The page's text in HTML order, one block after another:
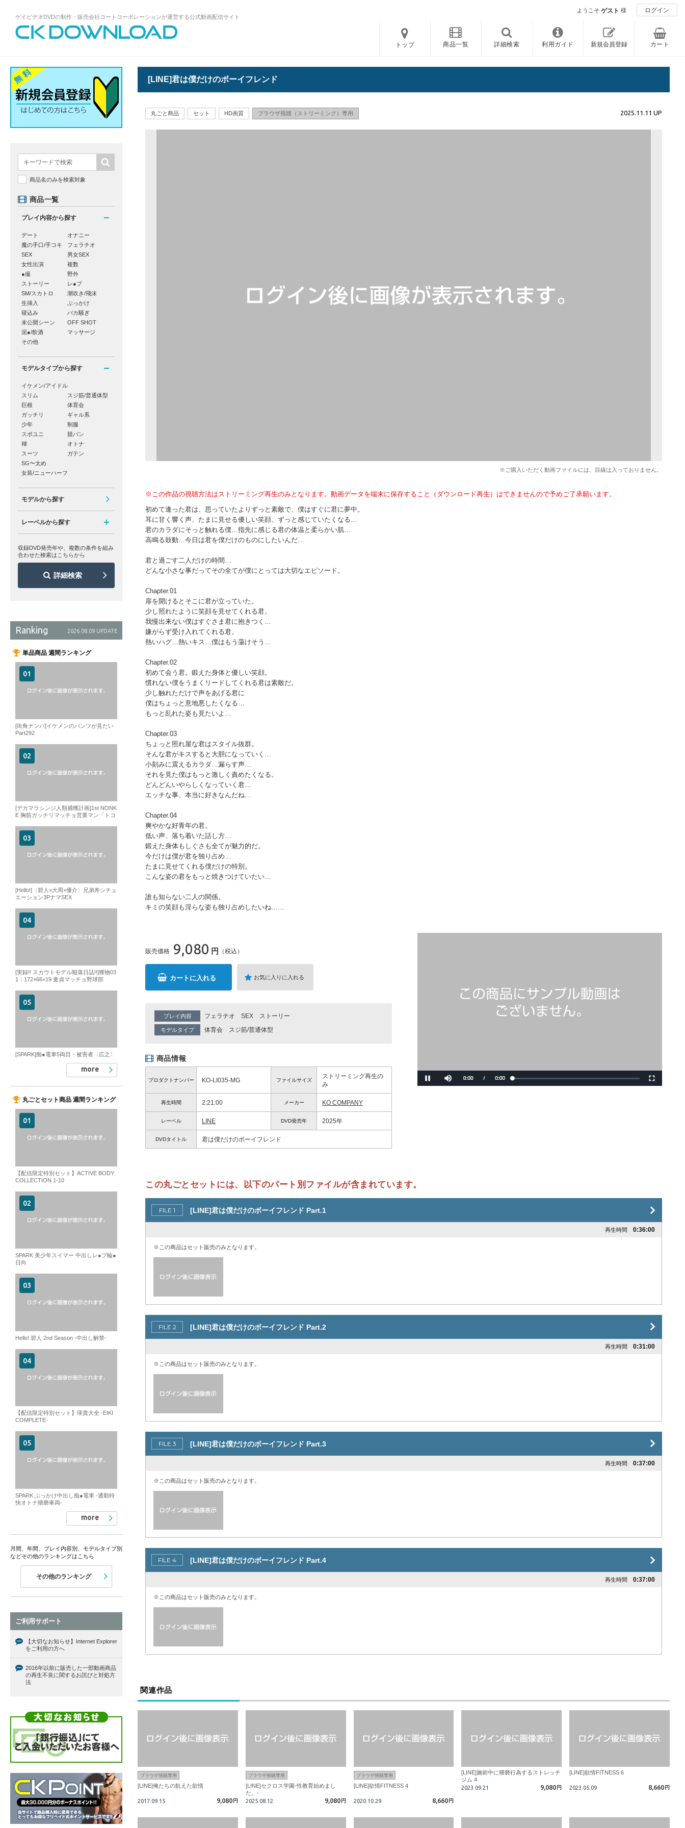
ゲイビデオDVDの制作・販売会社コートコーポレーションが運営する公式動画配信サイト
信サイトCK DOWNLOADトップページへ
ようこそ ゲスト 様 ログイン
トップ 商品一覧 詳細検索 利用ガイド 新規会員登録 カート
[LINE]君は僕だけのボーイフレンド
丸ごと商品 セット HD画質 ブラウザ視聴（ストリーミング）専用 2025.11.11 UP
※ご購入いただく動画ファイルには、目線は入っておりません。
※この作品の視聴方法はストリーミング再生のみとなります。動画データを端末に保存すること（ダウンロード再生）はできませんので予めご了承願います。
初めて逢った君は、思っていたよりずっと素敵で、僕はすぐに君に夢中。
耳に甘く響く声、たまに見せる優しい笑顔、ずっと感じていたくなる…
君のカラダにそっと触れる僕…指先に感じる君の体温と柔らかい肌…
高鳴る鼓動…今日は君を僕だけのものにしたいんだ…
君と過ごす二人だけの時間…
どんな小さな事だってその全てが僕にとっては大切なエピソード。
Chapter.01
扉を開けるとそこに君が立っていた。
少し照れたように笑顔を見せてくれる君。
我慢出来ない僕はすぐさま君に抱きつく…
嫌がらず受け入れてくれる君。
熱いハグ…熱いキス…僕はもう蕩けそう…
Chapter.02
初めて会う君。鍛えた身体と優しい笑顔。
慣れない僕をうまくリードしてくれる君は素敵だ。
少し触れただけで声をあげる君に
僕はちょっと意地悪したくなる…
もっと乱れた姿も見たいよ…
Chapter.03
ちょっと照れ屋な君はスタイル抜群。
そんな君がキスすると大胆になっていく…
小刻みに震えるカラダ…漏らす声…
それを見た僕はもっと激しく責めたくなる。
どんどんいやらしくなっていく君…
エッチな事、本当に好きなんだね…
Chapter.04
爽やかな好青年の君。
低い声、落ち着いた話し方…
鍛えた身体もしぐさも全てが魅力的だ。
今だけは僕が君を独り占め…
たまに見せてくれる僕だけの特別。
こんな姿の君をもっと焼きつけていたい…
誰も知らない二人の関係。
キミの笑顔も淫らな姿も独り占めしたいね……
販売価格 9,080 円 （税込）
カートに入れる お気に入りに入れる
プレイ内容 フェラチオ SEX ストーリー
モデルタイプ 体育会 スジ筋/普通体型
商品情報
プロダクトナンバー KO-LI035-MG ファイルサイズ
ストリーミング再生の
み
再生時間 2:21:00 メーカー KO COMPANY
レーベル LINE DVD発売年 2025年
DVDタイトル 君は僕だけのボーイフレンド
この丸ごとセットには、以下のパート別ファイルが含まれています。
[LINE]君は僕だけのボーイフレンド Part.1
再生時間 0:36:00
※この商品はセット販売のみとなります。
[LINE]君は僕だけのボーイフレンド Part.2
再生時間 0:31:00
※この商品はセット販売のみとなります。
[LINE]君は僕だけのボーイフレンド Part.3
再生時間 0:37:00
※この商品はセット販売のみとなります。
[LINE]君は僕だけのボーイフレンド Part.4
再生時間 0:37:00
※この商品はセット販売のみとなります。
関連作品
ブラウザ視聴専用
[LINE]俺たちの飢えた欲情
2017.09.15 9,080 円
ブラウザ視聴専用
[LINE]セクロス学園-性教育始めまし
た。-
2025.08.12
9,080 円
ブラウザ視聴専用
[LINE]欲情FITNESS 4
2020.10.29 8,660 円
[LINE]施術中に猥褻行為するストレッチ
ジム 4
2023.09.21
9,080 円
[LINE]欲情FITNESS 6
2023.05.09 8,660 円
商品名のみを検索対象
商品一覧
プレイ内容から探す
デート
オナニー
魔の手口/手コキ
フェラチオ
SEX
男女SEX
女性出演
複数
●撮
野外
ストーリー
レ●プ
SM/スカトロ
潮吹き/飛沫
生挿入
ぶっかけ
寝込み
バカ騒ぎ
未公開シーン
OFF SHOT
泥●/飲酒
マッサージ
その他
モデルタイプから探す
イケメン/アイドル
スリム
スジ筋/普通体型
巨根
体育会
ガッチリ
ギャル系
少年
制服
スポユニ
競パン
褌
オトナ
スーツ
ガテン
SG〜太め
女装/ニューハーフ
モデルから探す
レーベルから探す
収録DVD発売年や、複数の条件を組み
合わせた検索はこちらから
詳細検索
Ranking 2026.08.09 UPDATE
単品商品 週間ランキング
[街角ナンパ]イケメンのパンツが見たい
Part292
[デカマラシンジ人類捕獲計画]1st NONK
E 胸筋ガッチリマッチョ営業マン「トコ
[Hello!]〈碧人×大周×優介〉兄弟丼シチュ
エーション3PナマSEX
[実録!! スカウトモデル陥落日誌!!]獲物03
1：172×66×19 童貞マッチョ野球部
[SPARK]痴●電車5両目・被害者〈広之〉
more
丸ごとセット商品 週間ランキング
【配信限定特別セット】ACTIVE BODY
COLLECTION 1-10
SPARK 美少年スイマー 中出しレ●プ輪●
日向
Hello! 碧人 2nd Season -中出し解禁-
【配信限定特別セット】瑛貴大全 -EIKI
COMPLETE-
SPARK ぶっかけ中出し痴●電車 -通勤特
快オトナ猥褻車両-
more
月間、年間、プレイ内容別、モデルタイプ別
などその他のランキングはこちら
その他のランキング
ご利用サポート
【大切なお知らせ】Internet Explorer
をご利用の方へ
2016年以前に販売した一部動画商品
の再生不良に関するお詫びと対処方
法